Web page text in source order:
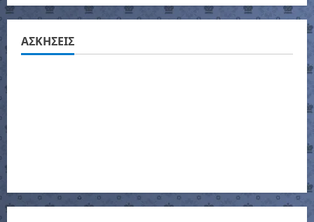
ΑΣΚΗΣΕΙΣ